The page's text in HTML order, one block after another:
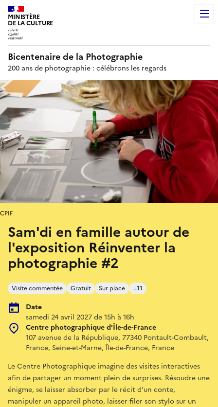
MINISTÈRE
DE LA CULTURE
Bicentenaire de la Photographie
200 ans de photographie : célébrons les regards
Sam'di en famille autour de
l'exposition Réinventer la
photographie #2
Visite commentée Gratuit Sur place +11
Date
samedi 24 avril 2027 de 15h à 16h
Centre photographique d'Île-de-France
107 avenue de la République, 77340 Pontault-Combault,
France, Seine-et-Marne, Île-de-France, France
CPIF
Le Centre Photographique imagine des visites interactives
afin de partager un moment plein de surprises. Résoudre une
énigme, se laisser absorber par le récit d’un conte,
manipuler un appareil photo, laisser filer son stylo sur un